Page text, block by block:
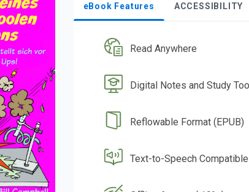
eBook Features ACCESSIBILITY
Read Anywhere
Digital Notes and Study
Reflowable Format (EPUB)
Text-to-Speech Compatible